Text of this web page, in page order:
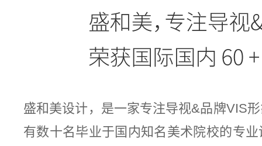
盛和美设计，是一家专注导视&品牌VIS
有数十名毕业于国内知名美术院校的专